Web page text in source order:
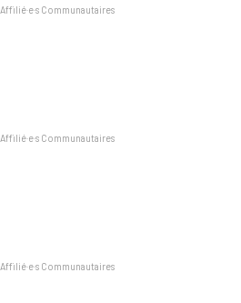
Affilié·e·s Communautaires
Affilié·e·s Communautaires
Affilié·e·s Communautaires